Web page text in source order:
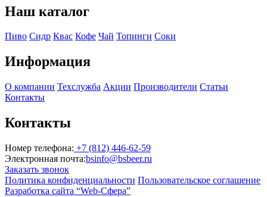
Наш каталог
Пиво Сидр Квас Кофе Чай Топинги Соки
Информация
О компании Техслужба Акции Производители Статьи
Контакты
Контакты
Номер телефона: +7 (812) 446-62-59
Электронная почта:bsinfo@bsbeer.ru
Заказать звонок
Политика конфиденциальности Пользовательское соглашение
Разработка сайта “Web-Сфера”